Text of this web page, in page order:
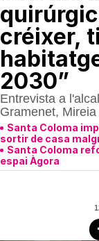
créixer,
2030”
Entrevista a
Gramenet,
Santa Coloma
sortir de casa
Santa Coloma
espai Àgora